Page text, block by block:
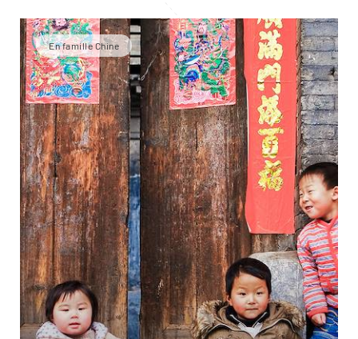
En famille Chine